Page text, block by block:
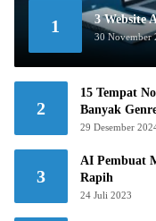
1 3 Website
30 November
2
15 Tempat
Banyak
29 Desember
3
AI Pembuat
Rapih
24 Juli 2023